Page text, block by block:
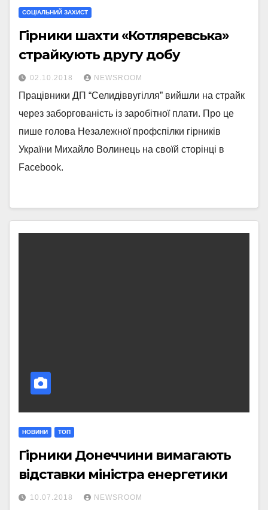
СОЦІАЛЬНИЙ ЗАХИСТ
Гірники шахти «Котляревська»
страйкують другу добу
02.10.2018 NEWSROOM
Працівники ДП “Селидіввугілля” вийшли на страйк
через заборгованість із заробітної плати. Про це
пише голова Незалежної профспілки гірників
України Михайло Волинець на своїй сторінці в
Facebook.
НОВИНИ ТОП
Гірники Донеччини вимагають
відставки міністра енергетики
10.07.2018 NEWSROOM